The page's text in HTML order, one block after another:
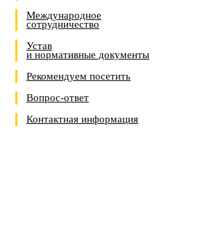
Международное
сотрудничество
Устав
и нормативные документы
Рекомендуем посетить
Вопрос-ответ
Контактная информация